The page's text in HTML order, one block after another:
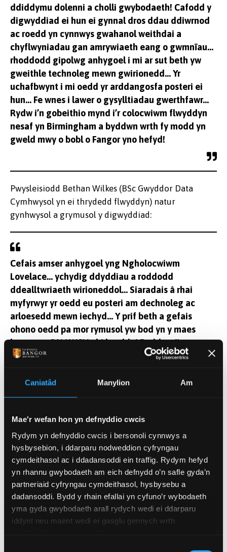
Caniatâd Manylion Am
Mae'r wefan hon yn defnyddio cwcis
Rydym yn defnyddio cwcis i bersonoli cynnwys a
hysbysebion, i ddarparu nodweddion cyfryngau
cymdeithasol ac i ddadansoddi ein traffig. Rydym hefyd
yn rhannu gwybodaeth am eich defnydd o’n safle gyda’n
partneriaid cyfryngau cymdeithasol, hysbysebu a
dadansoddi. Bydd y rhain efallai yn cyfuno’r wybodaeth
yma gyda gwybodaeth arall rydych wedi ei ddarparu
iddynt neu maent wedi ei gasglu gennych wrth
ddiddymu dolenni a cholli gwybodaeth! Cafodd y
digwyddiad ei hun ei gynnal dros ddau ddiwrnod
ac roedd yn cynnwys gwahanol weithdai a
chyflwyniadau gan amrywiaeth eang o gwmnïau…
rhoddodd gipolwg anhygoel i mi ar sut beth yw
gweithle technoleg mewn gwirionedd… Yr
uchafbwynt i mi oedd yr arddangosfa posteri ei
hun… Fe wnes i lawer o gysylltiadau gwerthfawr…
Rydw i’n gobeithio mynd i’r colocwiwm flwyddyn
nesaf yn Birmingham a byddwn wrth fy modd yn
gweld mwy o bobl o Fangor yno hefyd!
Pwysleisiodd Bethan Wilkes (BSc Gwyddor Data
Cymhwysol yn ei thrydedd flwyddyn) natur
gynhwysol a grymusol y digwyddiad:
Cefais amser anhygoel yng Ngholocwiwm
Lovelace… ychydig ddyddiau a roddodd
ddealltwriaeth wirioneddol… Siaradais â rhai
myfyrwyr yr oedd eu posteri am dechnoleg ac
arloesedd mewn iechyd… Y prif beth a gefais
ohono oedd pa mor rymusol yw bod yn y maes
hwnnw, a GALLWCH chi lwyddo! Byddwn i'n
argymell i unrhyw un sydd â diddordeb gofrestru
Yn yr un modd, tynnodd Steph Parry (BSc
Cyfrifiadureg yn ei thrydedd flwyddyn) sylw at yr
amrywiaeth o gyfleoedd sydd ar gael:
Cefais gymaint o hwyl… roedd yn ddiddorol iawn
gweld yr holl brojectau gwahanol… roedd llwythi o
stondinau gwych… lle gallech chi gael sgwrs go